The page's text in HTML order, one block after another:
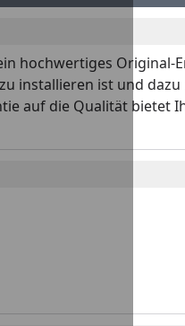
hochwertiges
installieren ist und
auf die Qualität bietet